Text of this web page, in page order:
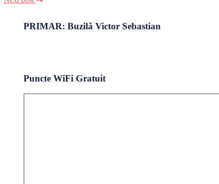
PRIMAR: Buzilă Victor Sebastian
Puncte WiFi Gratuit